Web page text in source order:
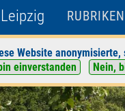
RUBRIKEN
Website
einverstanden Nein,